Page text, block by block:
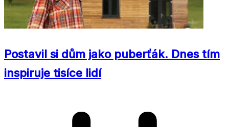
Postavil si dům jako puberťák. Dnes tím
inspiruje tisíce lidí